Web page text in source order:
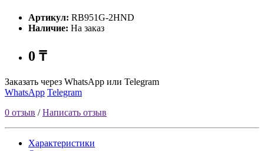
Артикул: RB951G-2HND
Наличие: На заказ
0 ₸
Заказать через WhatsApp или Telegram
WhatsApp Telegram
0 отзыв /Написать отзыв
Характеристики